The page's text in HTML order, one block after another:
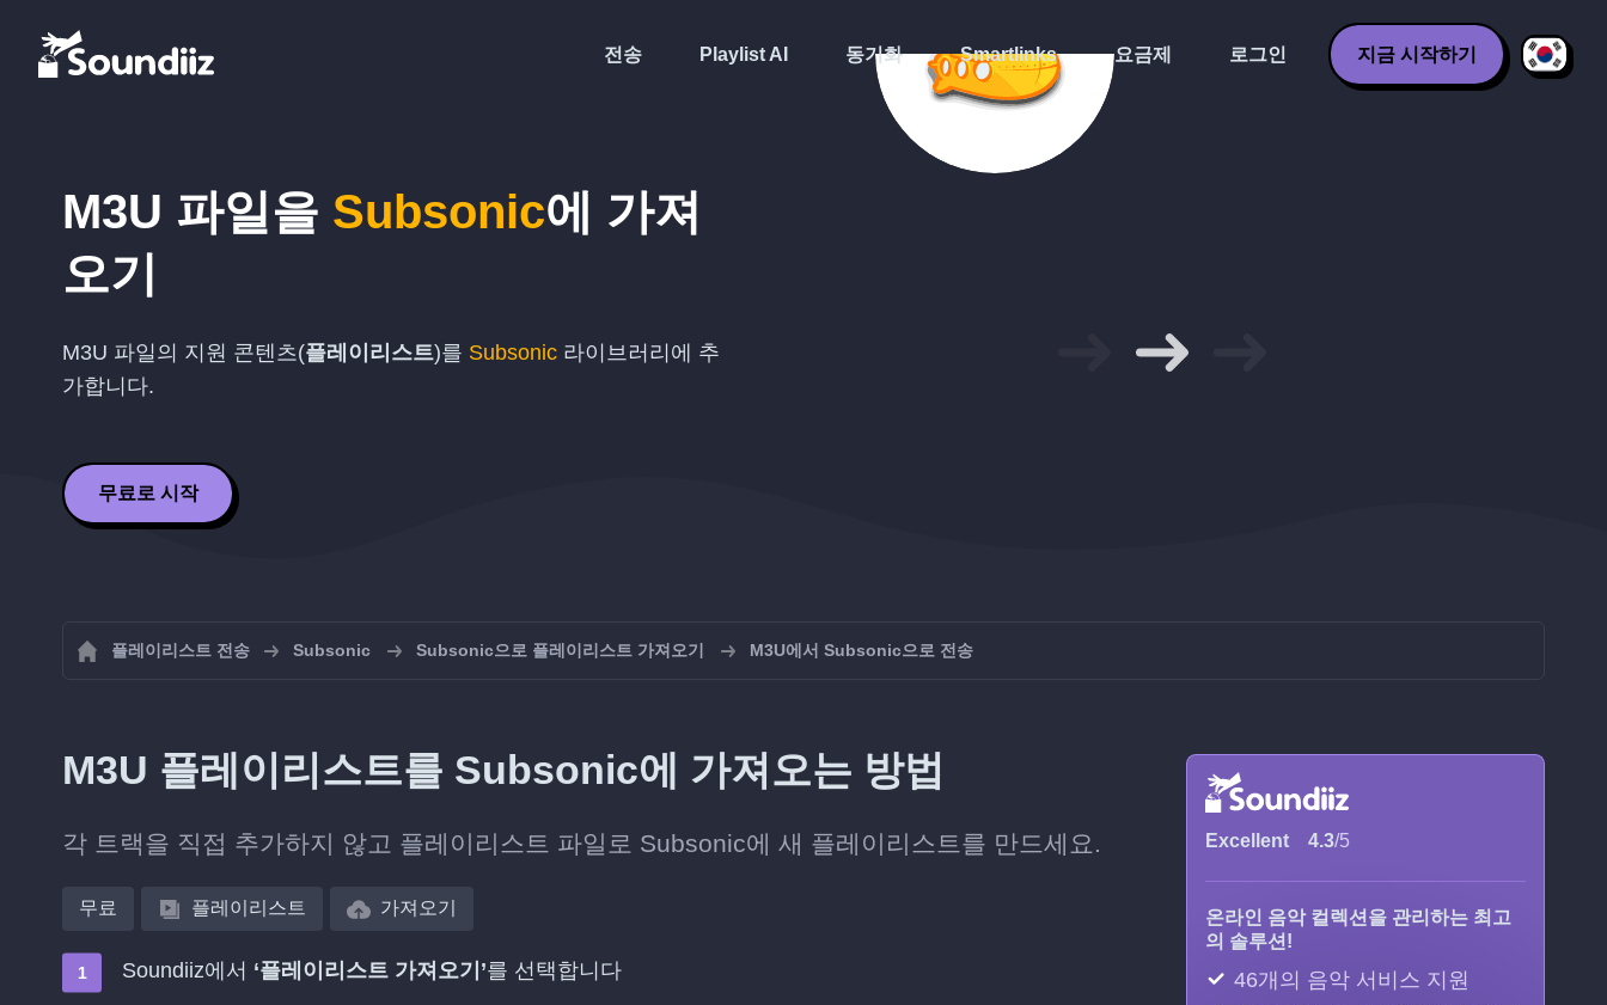
전송 Playlist AI 동기화 Smartlinks 요금제 로그인 지금 시작하기
M3U 파일을 Subsonic에 가져
오기
M3U 파일의 지원 콘텐츠(플레이리스트)를 Subsonic 라이브러리에 추
가합니다.
무료로 시작
플레이리스트 전송 Subsonic Subsonic으로 플레이리스트 가져오기 M3U에서 Subsonic으로 전송
M3U 플레이리스트를 Subsonic에 가져오는 방법
각 트랙을 직접 추가하지 않고 플레이리스트 파일로 Subsonic에 새 플레이리스트를 만드세요.
무료 플레이리스트 가져오기
Soundiiz에서 ‘플레이리스트 가져오기’를 선택합니다
Excellent 4.3/5
온라인 음악 컬렉션을 관리하는 최고
의 솔루션!
46개의 음악 서비스 지원